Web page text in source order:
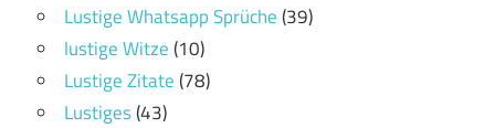
Lustige Whatsapp Sprüche(39)
lustige Witze(10)
Lustige Zitate(78)
Lustiges(43)